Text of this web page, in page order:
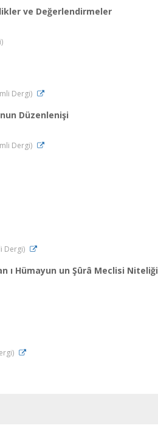
ve Değerlendirmeler
Dergi)
Düzenlenişi
Dergi)
Dergi)
ı Hümayun un Şûrâ Meclisi Niteliği